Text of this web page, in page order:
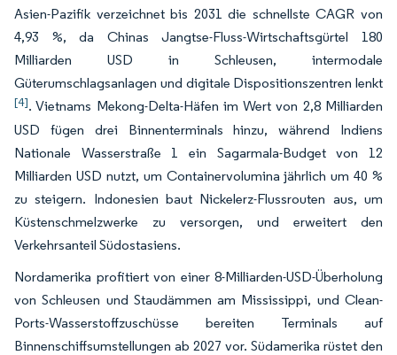
Asien-Pazifik verzeichnet bis 2031 die schnellste CAGR von
4,93 %, da Chinas Jangtse-Fluss-Wirtschaftsgürtel 180
Milliarden USD in Schleusen, intermodale
Güterumschlagsanlagen und digitale Dispositionszentren lenkt
[4]. Vietnams Mekong-Delta-Häfen im Wert von 2,8 Milliarden
USD fügen drei Binnenterminals hinzu, während Indiens
Nationale Wasserstraße 1 ein Sagarmala-Budget von 12
Milliarden USD nutzt, um Containervolumina jährlich um 40 %
zu steigern. Indonesien baut Nickelerz-Flussrouten aus, um
Küstenschmelzwerke zu versorgen, und erweitert den
Verkehrsanteil Südostasiens.
Nordamerika profitiert von einer 8-Milliarden-USD-Überholung
von Schleusen und Staudämmen am Mississippi, und Clean-
Ports-Wasserstoffzuschüsse bereiten Terminals auf
Binnenschiffsumstellungen ab 2027 vor. Südamerika rüstet den